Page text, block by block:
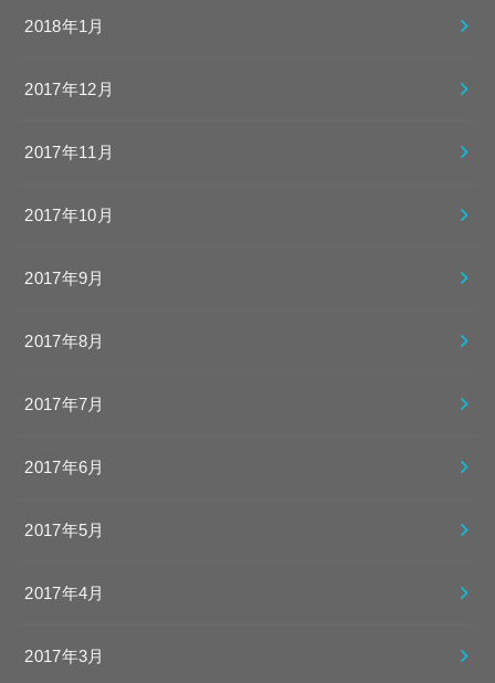
2018年1月
2017年12月
2017年11月
2017年10月
2017年9月
2017年8月
2017年7月
2017年6月
2017年5月
2017年4月
2017年3月